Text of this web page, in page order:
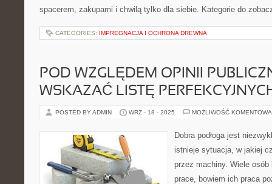
spacerem, zakupami i chwilą tylko dla siebie. Kategorie do
CATEGORIES: IMPREGNACJA I OCHRONA DREWNA
POD WZGLĘDEM OPINII
WSKAZAĆ LISTĘ
POSTED BY ADMIN WRZ - 18 - 2025 MOŻLIWOŚĆ
Dobra podłoga jest
istnieje sytuacja, w jakiej
przez machiny. Wiele
prace, bowiem ich praca